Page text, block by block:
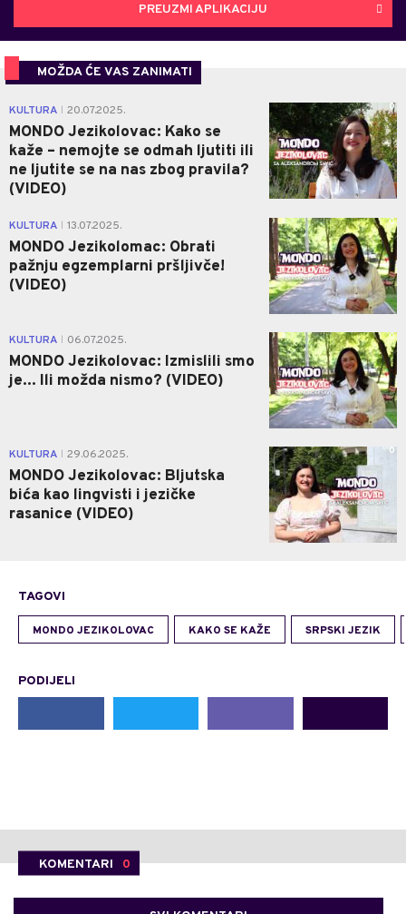
PREUZMI APLIKACIJU
MOŽDA ĆE VAS ZANIMATI
KULTURA 20.07.2025.
MONDO Jezikolovac: Kako se
kaže – nemojte se odmah ljutiti ili
ne ljutite se na nas zbog pravila?
(VIDEO)
0
KULTURA 13.07.2025.
MONDO Jezikolomac: Obrati
pažnju egzemplarni pršljivče!
(VIDEO)
0
KULTURA 06.07.2025.
MONDO Jezikolovac: Izmislili smo
je... Ili možda nismo? (VIDEO)
0
KULTURA 29.06.2025.
MONDO Jezikolovac: Bljutska
bića kao lingvisti i jezičke
rasanice (VIDEO)
0
TAGOVI
MONDO JEZIKOLOVAC KAKO SE KAŽE SRPSKI JEZIK
PODIJELI
KOMENTARI 0